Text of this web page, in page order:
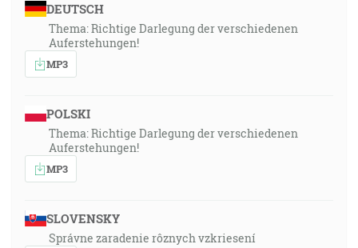
DEUTSCH
Thema: Richtige Darlegung der verschiedenen
Auferstehungen!
MP3
POLSKI
Thema: Richtige Darlegung der verschiedenen
Auferstehungen!
MP3
SLOVENSKY
Správne zaradenie rôznych vzkriesení